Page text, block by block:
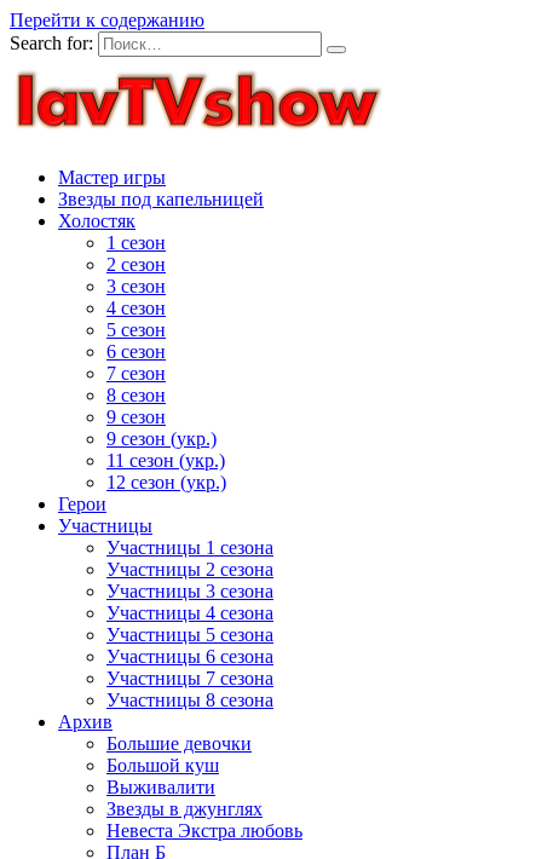
Перейти к содержанию
Search for:
Мастер игры
Звезды под капельницей
Холостяк
1 сезон
2 сезон
3 сезон
4 сезон
5 сезон
6 сезон
7 сезон
8 сезон
9 сезон
9 сезон (укр.)
11 сезон (укр.)
12 сезон (укр.)
Герои
Участницы
Участницы 1 сезона
Участницы 2 сезона
Участницы 3 сезона
Участницы 4 сезона
Участницы 5 сезона
Участницы 6 сезона
Участницы 7 сезона
Участницы 8 сезона
Архив
Большие девочки
Большой куш
Выживалити
Звезды в джунглях
Невеста Экстра любовь
План Б